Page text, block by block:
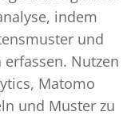
indem
und
Nutzen
Matomo
und Muster zu